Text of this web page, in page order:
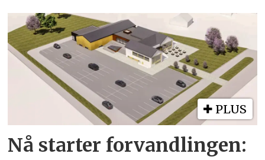
PLUS
Nå starter forvandlingen: